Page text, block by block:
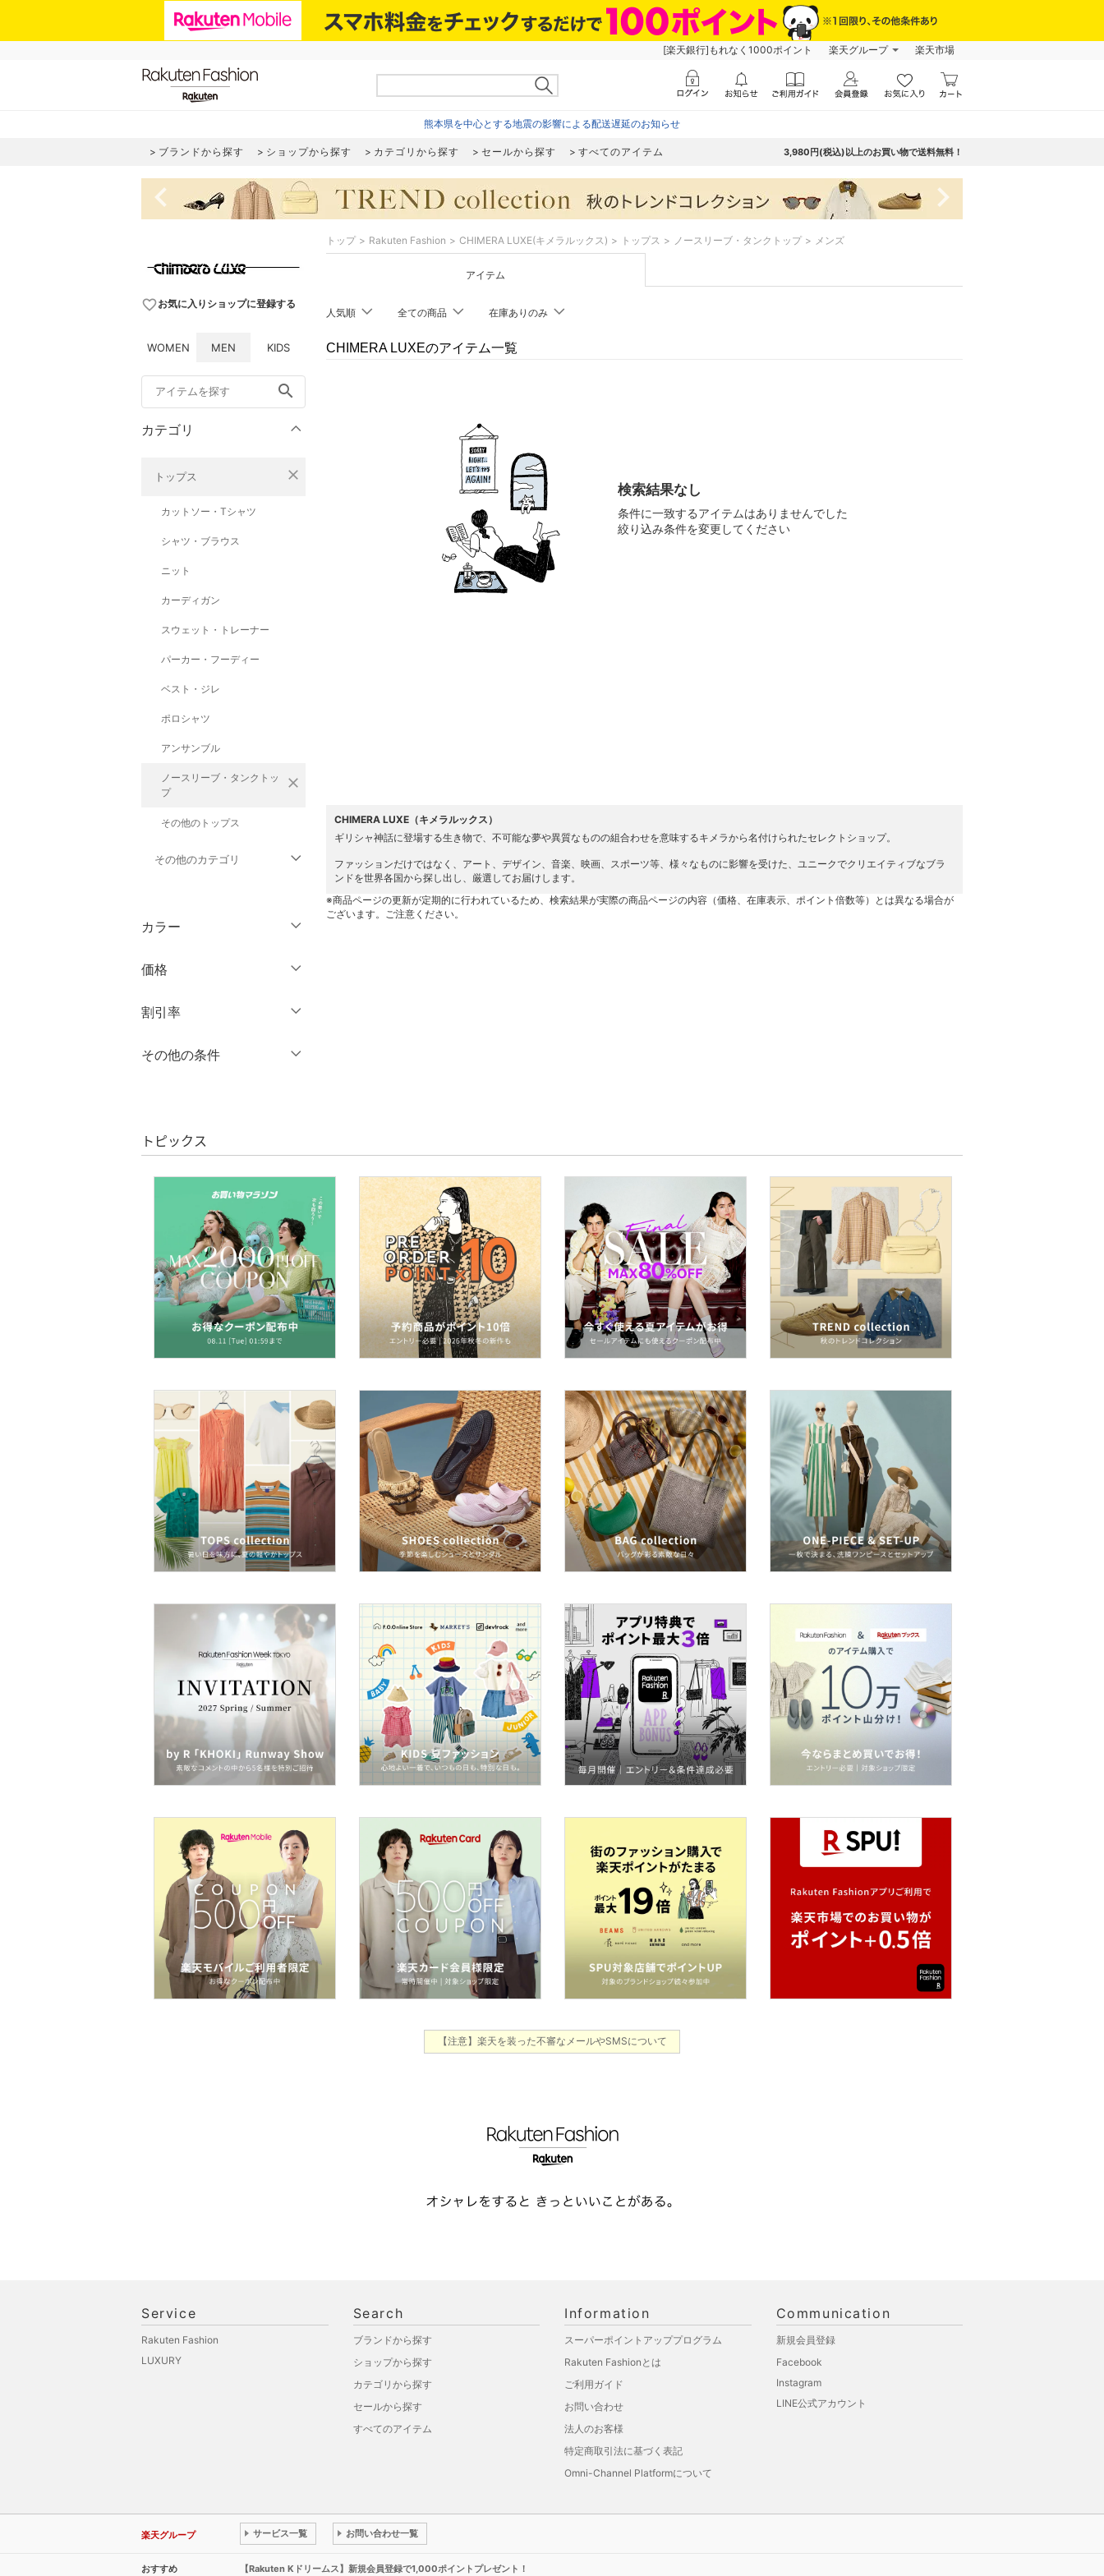
[楽天銀行]もれなく1000ポイント 楽天グループ 楽天市場
熊本県を中心とする地震の影響による配送遅延のお知らせ
ブランドから探す ショップから探す カテゴリから探す セールから探す すべてのアイテム 3,980円(税込)以上のお買い物で送料無料！
navigate_before navigate_next
favorite_borderお気に入りショップに登録する
WOMEN MEN KIDS
search
カテゴリ
トップス close
カットソー・Tシャツ
シャツ・ブラウス
ニット
カーディガン
スウェット・トレーナー
パーカー・フーディー
ベスト・ジレ
ポロシャツ
アンサンブル
ノースリーブ・タンクトッ
プ
close
その他のトップス
その他のカテゴリ
パンツ
オールインワン・オーバ
靴下・レッグウェア
アクセサリー・腕時計
財布・ポーチ・ケース
帽子
ヘアアクセサリー
水着・スイムグッズ
着物・浴衣・和装小物
スキンケア
ベースメイク
メイクアップ
ボディケア・オーラルケ
フレグランス
メイク道具・美容器具
コフレ・キット・セット
食器・調理器具・キッチ
ン用品
インテリア・生活雑貨
スマホグッズ・オーディ
オ機器
スポーツ・アウトドア用
カラー
価格
絞り込み
割引率
％OFF～ ％OFF
その他の条件
クリア 絞り込み
トップ Rakuten Fashion CHIMERA LUXE(キメラルックス) トップス ノースリーブ・タンクトップ メンズ
アイテム
人気順 全ての商品 在庫ありのみ
CHIMERA LUXEのアイテム一覧
検索結果なし
条件に一致するアイテムはありませんでした
絞り込み条件を変更してください
CHIMERA LUXE（キメラルックス）
ギリシャ神話に登場する生き物で、不可能な夢や異質なものの組合わせを意味するキメラから名付けられたセレクトショップ。
ファッションだけではなく、アート、デザイン、音楽、映画、スポーツ等、様々なものに影響を受けた、ユニークでクリエイティブなブラ
ンドを世界各国から探し出し、厳選してお届けします。
※商品ページの更新が定期的に行われているため、検索結果が実際の商品ページの内容（価格、在庫表示、ポイント倍数等）とは異なる場合が
ございます。ご注意ください。
トピックス
【注意】楽天を装った不審なメールやSMSについて
Service
Rakuten Fashion
LUXURY
Search
ブランドから探す
ショップから探す
カテゴリから探す
セールから探す
すべてのアイテム
Information
スーパーポイントアッププログラム
Rakuten Fashionとは
ご利用ガイド
お問い合わせ
法人のお客様
特定商取引法に基づく表記
Omni-Channel Platformについて
Communication
新規会員登録
Facebook
Instagram
LINE公式アカウント
楽天グループ サービス一覧 お問い合わせ一覧
おすすめ 【Rakuten Kドリームス】新規会員登録で1,000ポイントプレゼント！